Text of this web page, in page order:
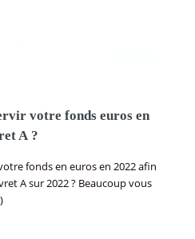
votre fonds euros en
A ?
fonds en euros en 2022 afin
A sur 2022 ? Beaucoup vous